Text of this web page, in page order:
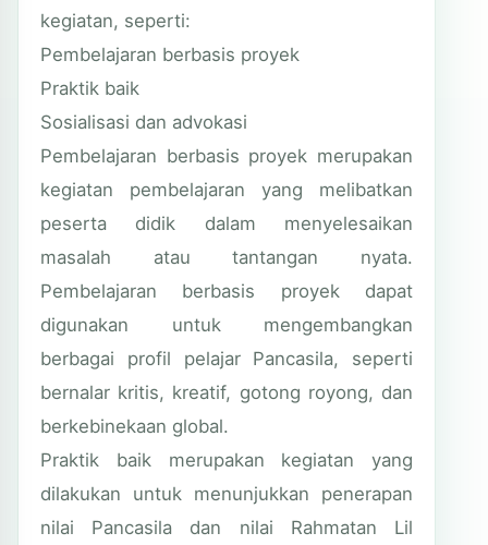
kegiatan, seperti:
Pembelajaran berbasis proyek
Praktik baik
Sosialisasi dan advokasi
Pembelajaran berbasis proyek merupakan
kegiatan pembelajaran yang melibatkan
peserta didik dalam menyelesaikan
masalah atau tantangan nyata.
Pembelajaran berbasis proyek dapat
digunakan untuk mengembangkan
berbagai profil pelajar Pancasila, seperti
bernalar kritis, kreatif, gotong royong, dan
berkebinekaan global.
Praktik baik merupakan kegiatan yang
dilakukan untuk menunjukkan penerapan
nilai Pancasila dan nilai Rahmatan Lil